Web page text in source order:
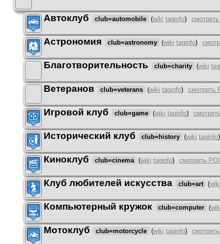
Автоклуб club=automobile (wiki taginfo)
Астрономия club=astronomy (wiki taginfo)
Благотворительность club=charity (wiki
Ветеранов club=veterans (wiki taginfo) смотреть
Игровой клуб club=game (wiki taginfo)
Исторический клуб club=history (wiki taginfo)
Киноклуб club=cinema (wiki taginfo) смотреть POI
Клуб любителей искусства club=art (wiki
Компьютерный кружок club=computer (
Мотоклуб club=motorcycle (wiki taginfo)